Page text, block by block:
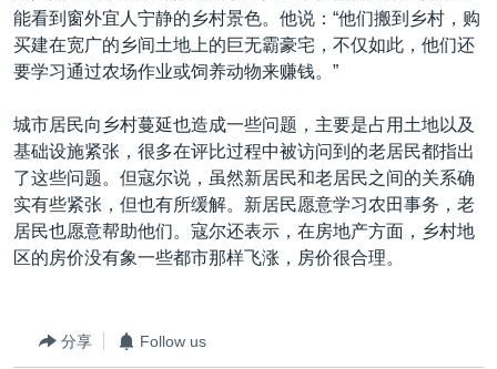
能看到窗外宜人宁静的乡村景色。他说：“他们搬到乡村，购
买建在宽广的乡间土地上的巨无霸豪宅，不仅如此，他们还
要学习通过农场作业或饲养动物来赚钱。”
城市居民向乡村蔓延也造成一些问题，主要是占用土地以及
基础设施紧张，很多在评比过程中被访问到的老居民都指出
了这些问题。但寇尔说，虽然新居民和老居民之间的关系确
实有些紧张，但也有所缓解。新居民愿意学习农田事务，老
居民也愿意帮助他们。寇尔还表示，在房地产方面，乡村地
区的房价没有象一些都市那样飞涨，房价很合理。
分享 Follow us